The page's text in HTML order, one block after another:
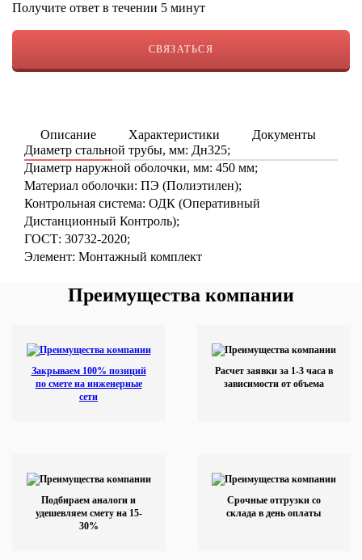
Получите ответ в течении 5 минут
СВЯЗАТЬСЯ
Описание Характеристики Документы
Диаметр стальной трубы, мм: Дн325;
Диаметр наружной оболочки, мм: 450 мм;
Материал оболочки: ПЭ (Полиэтилен);
Контрольная система: ОДК (Оперативный
Дистанционный Контроль);
ГОСТ: 30732-2020;
Элемент: Монтажный комплект
Преимущества компании
Закрываем 100% позиций
по смете на инженерные
сети
Расчет заявки за 1-3 часа в
зависимости от объема
Подбираем аналоги и
удешевляем смету на 15-
30%
Срочные отгрузки со
склада в день оплаты